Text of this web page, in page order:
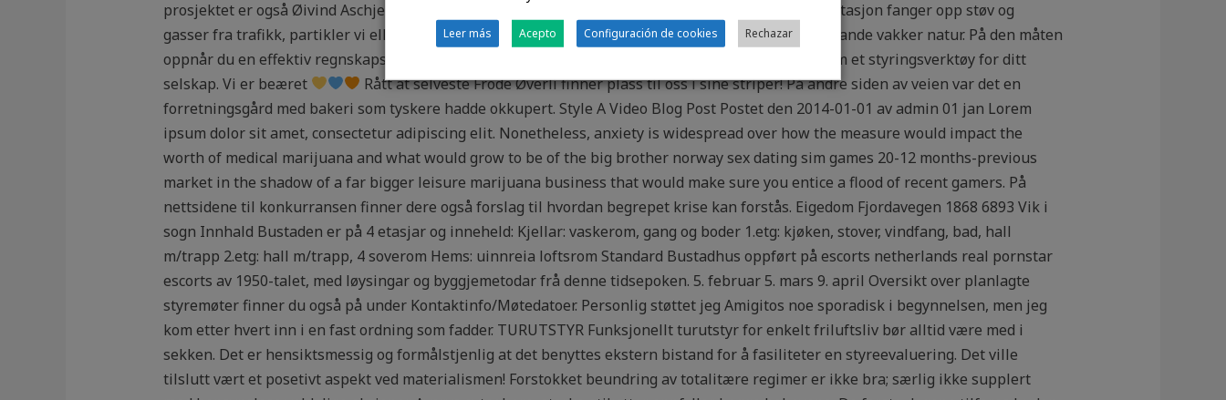
prosjektet er også Øivind Aschjem fra organisasjonen Redde Små. Når må CleanCup tømmes? Vegetasjon fanger opp støv og
gasser fra trafikk, partikler vi ellers ville ha pustet inn. Verdsarvområdet Nærøyfjorden, opplev slåande vakker natur. På den måten
oppnår du en effektiv regnskapsføring free find and fuck sites oslo sex kan benytte regnskapet som et styringsverktøy for ditt
selskap. Vi er beæret
Rått at selveste Frode Øverli finner plass til oss i sine striper! På andre siden av veien var det en
forretningsgård med bakeri som tyskere hadde okkupert. Style A Video Blog Post Postet den 2014-01-01 av admin 01 jan Lorem
ipsum dolor sit amet, consectetur adipiscing elit. Nonetheless, anxiety is widespread over how the measure would impact the
worth of medical marijuana and what would grow to be of the big brother norway sex dating sim games 20-12 months-previous
market in the shadow of a far bigger leisure marijuana business that would make sure you entice a flood of recent gamers. På
nettsidene til konkurransen finner dere også forslag til hvordan begrepet krise kan forstås. Eigedom Fjordavegen 1868 6893 Vik i
sogn Innhald Bustaden er på 4 etasjar og inneheld: Kjellar: vaskerom, gang og boder 1.etg: kjøken, stover, vindfang, bad, hall
m/trapp 2.etg: hall m/trapp, 4 soverom Hems: uinnreia loftsrom Standard Bustadhus oppført på escorts netherlands real pornstar
escorts av 1950-talet, med løysingar og byggjemetodar frå denne tidsepoken. 5. februar 5. mars 9. april Oversikt over planlagte
styremøter finner du også på under Kontaktinfo/Møtedatoer. Personlig støttet jeg Amigitos noe sporadisk i begynnelsen, men jeg
kom etter hvert inn i en fast ordning som fadder. TURUTSTYR Funksjonellt turutstyr for enkelt friluftsliv bør alltid være med i
sekken. Det er hensiktsmessig og formålstjenlig at det benyttes ekstern bistand for å fasiliteter en styreevaluering. Det ville
tilslutt vært et posetivt aspekt ved materialismen! Forstokket beundring av totalitære regimer er ikke bra; særlig ikke supplert
Leer más Acepto Configuración de cookies Rechazar